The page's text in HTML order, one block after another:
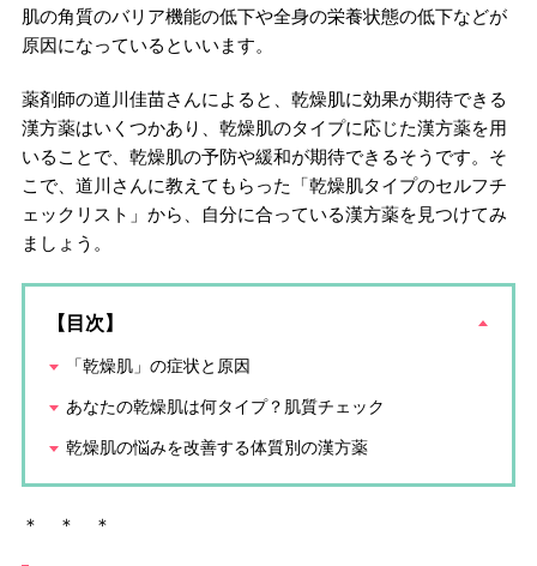
肌の角質のバリア機能の低下や全身の栄養状態の低下などが
原因になっているといいます。
薬剤師の道川佳苗さんによると、乾燥肌に効果が期待できる
漢方薬はいくつかあり、乾燥肌のタイプに応じた漢方薬を用
いることで、乾燥肌の予防や緩和が期待できるそうです。そ
こで、道川さんに教えてもらった「乾燥肌タイプのセルフチ
ェックリスト」から、自分に合っている漢方薬を見つけてみ
ましょう。
【目次】
「乾燥肌」の症状と原因
あなたの乾燥肌は何タイプ？肌質チェック
乾燥肌の悩みを改善する体質別の漢方薬
＊ ＊ ＊